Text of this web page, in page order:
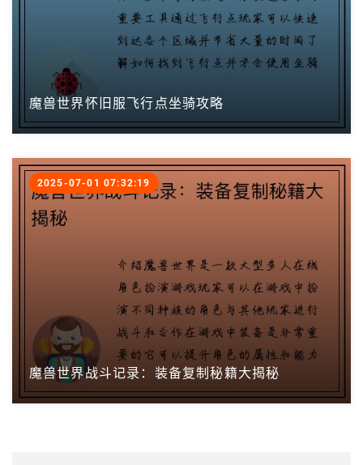
魔兽世界怀旧服飞行点坐骑攻略
魔兽世界战斗记录：装备复制秘籍大揭秘
2025-07-01 07:32:19